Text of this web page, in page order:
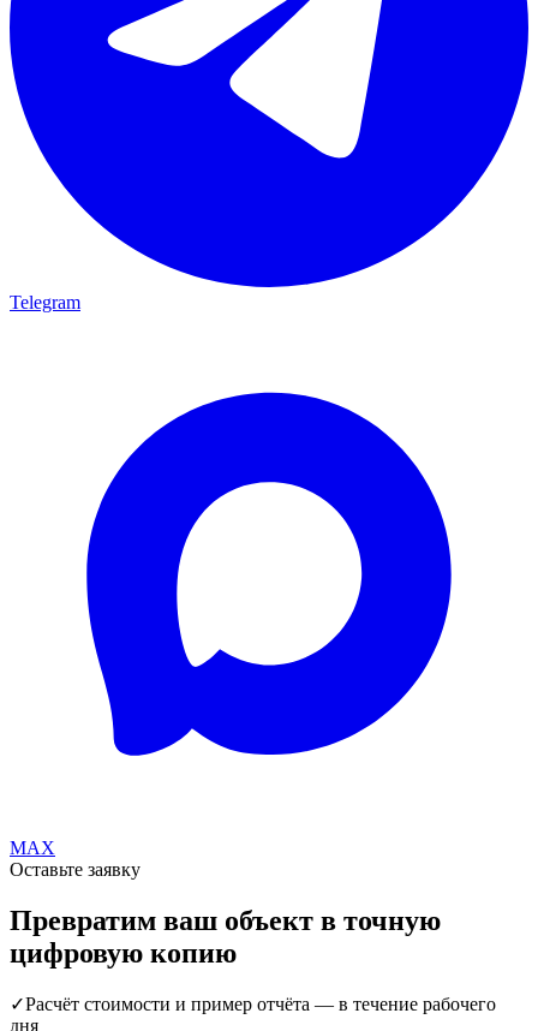
Telegram
MAX
Оставьте заявку
Превратим ваш объект в точную
цифровую копию
✓Расчёт стоимости и пример отчёта — в течение рабочего
дня